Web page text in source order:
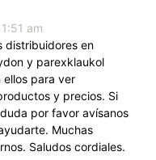
am
distribuidores en
y parexklaukol
ellos para ver
y precios. Si
por favor avísanos
Muchas
Saludos cordiales.